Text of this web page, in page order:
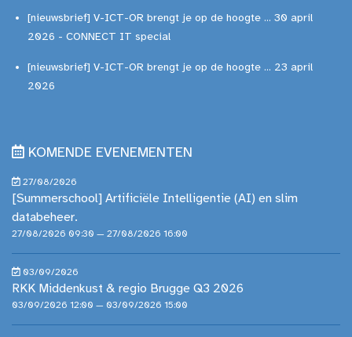
[nieuwsbrief] V-ICT-OR brengt je op de hoogte ... 30 april
2026 - CONNECT IT special
[nieuwsbrief] V-ICT-OR brengt je op de hoogte ... 23 april
2026
KOMENDE EVENEMENTEN
27/08/2026
[Summerschool] Artificiële Intelligentie (AI) en slim
databeheer.
27/08/2026 09:30 — 27/08/2026 16:00
03/09/2026
RKK Middenkust & regio Brugge Q3 2026
03/09/2026 12:00 — 03/09/2026 15:00